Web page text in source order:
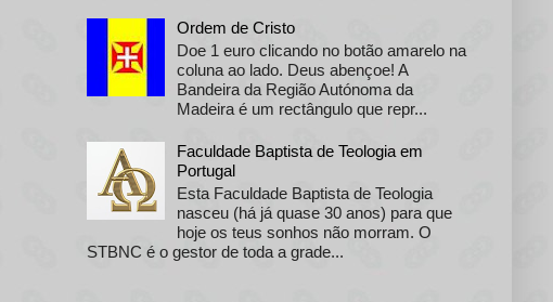
Ordem de Cristo
Doe 1 euro clicando no botão amarelo na
coluna ao lado. Deus abençoe! A
Bandeira da Região Autónoma da
Madeira é um rectângulo que repr...
Faculdade Baptista de Teologia em
Portugal
Esta Faculdade Baptista de Teologia
nasceu (há já quase 30 anos) para que
hoje os teus sonhos não morram. O
STBNC é o gestor de toda a grade...